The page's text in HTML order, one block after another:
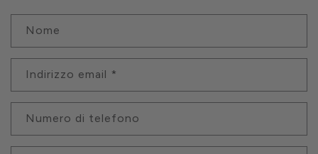
Nome
Indirizzo email *
Numero di telefono